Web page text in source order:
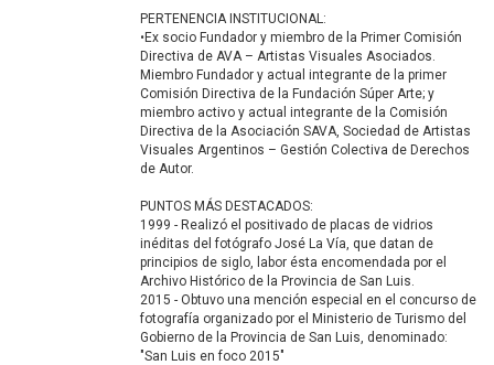
PERTENENCIA INSTITUCIONAL:
•Ex socio Fundador y miembro de la Primer Comisión
Directiva de AVA – Artistas Visuales Asociados.
Miembro Fundador y actual integrante de la primer
Comisión Directiva de la Fundación Súper Arte; y
miembro activo y actual integrante de la Comisión
Directiva de la Asociación SAVA, Sociedad de Artistas
Visuales Argentinos – Gestión Colectiva de Derechos
de Autor.
PUNTOS MÁS DESTACADOS:
1999 - Realizó el positivado de placas de vidrios
inéditas del fotógrafo José La Vía, que datan de
principios de siglo, labor ésta encomendada por el
Archivo Histórico de la Provincia de San Luis.
2015 - Obtuvo una mención especial en el concurso de
fotografía organizado por el Ministerio de Turismo del
Gobierno de la Provincia de San Luis, denominado:
"San Luis en foco 2015"